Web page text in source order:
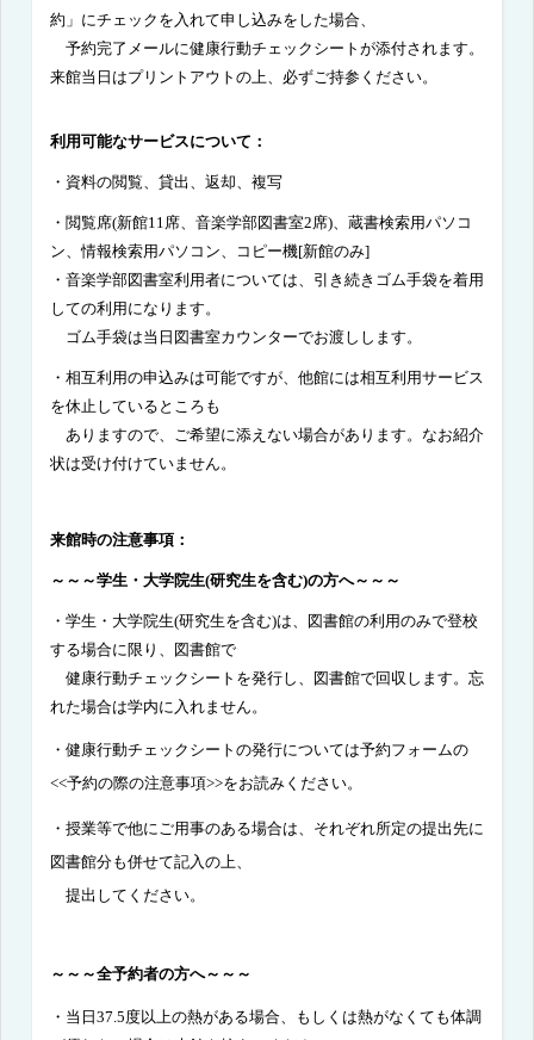
約」にチェックを入れて申し込みをした場合、
予約完了メールに健康行動チェックシートが添付されます。
来館当日はプリントアウトの上、必ずご持参ください。
利用可能なサービスについて：
・ 資料の閲覧、貸出、返却、複写
・閲覧席(新館11 席、音楽学部図書室2 席) 、蔵書検索用パソコ
ン、情報検索用パソコン、コピー機[新館のみ]
・音楽学部図書室利用者については、引き続きゴム手袋を着用
しての利用になります。
ゴム手袋は当日図書室カウンターでお渡しします。
・相互利用の申込みは可能ですが、他館には相互利用サービス
を休止しているところも
ありますので、ご希望に添えない場合があります。 なお紹介
状は受け付けていません。
来館時の注意事項：
～～～学生・大学院生(研究生を含む)の方へ～～～
・ 学生・大学院生(研究生を含む)は、図書館の利用のみで登校
する場合に限り、図書館で
健康行動チェックシートを発行し、図書館で回収します。忘
れた場合は学内に入れません。
・健康行動チェックシートの発行については予約フォームの
<<予約の際の注意事項>>をお読みください。
・授業等で他にご用事のある場合は、それぞれ所定の提出先に
図書館分も併せて記入の上、
提出してください。
～～～全予約者の方へ～～～
・ 当日37.5度以上の熱がある場合、もしくは熱がなくても体調